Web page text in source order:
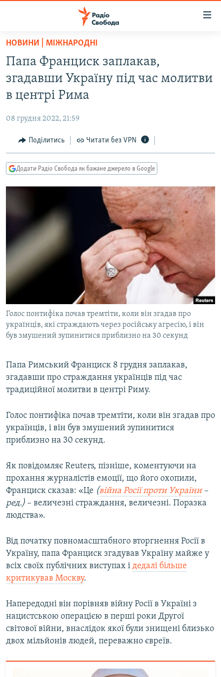
Перейти
основного
матеріалу
до
основної
навігації
Перейти
до
пошуку
ВСЕ ЗА ДОБУ
ЕКОНОМІКА
СУСПІЛЬСТВО
РОСІЙСЬКА «ФІЛЬТРАЦІЯ»
ДОНБАС.РЕАЛІЇ
ТИ ЯК?
КИТАЙ.ВИКЛИКИ
МУЛЬТИМЕДІА
ФОТО
СПЕЦПРОЄКТИ
ПОДКАСТИ
КРИМ РЕАЛІЇ
РУС
УКР
КТАТ
ДОЛУЧАЙСЯ!
НОВИНИ | МІЖНАРОДНІ
Папа Франциск заплакав,
згадавши Україну під час молитви
в центрі Рима
08 грудня 2022, 21:59
Поділитись Читати без VPN
Додати Радіо Свобода як бажане джерело в Google
Голос понтифіка почав тремтіти, коли він згадав про
українців, які страждають через російську агресію, і він
був змушений зупинитися приблизно на 30 секунд
Папа Римський Франциск 8 грудня заплакав,
згадавши про страждання українців під час
традиційної молитви в центрі Риму.
Голос понтифіка почав тремтіти, коли він згадав про
українців, і він був змушений зупинитися
приблизно на 30 секунд.
Як повідомляє Reuters, пізніше, коментуючи на
прохання журналістів емоції, що його охопили,
Франциск сказав: «Це (війна Росії проти України–
ред.) – величезні страждання, величезні. Поразка
людства».
Від початку повномасштабного вторгнення Росії в
Україну, папа Франциск згадував Україну майже у
всіх своїх публічних виступах і дедалі більше
критикував Москву.
Напередодні він порівняв війну Росії в Україні з
нацистською операцією в перші роки Другої
світової війни, внаслідок якої були знищені близько
двох мільйонів людей, переважно євреїв.